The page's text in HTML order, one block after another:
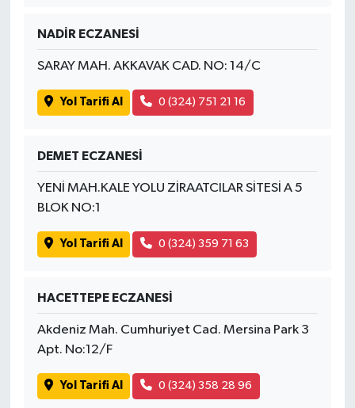
NADİR ECZANESİ
SARAY MAH. AKKAVAK CAD. NO: 14/C
Yol Tarifi Al 0 (324) 751 21 16
DEMET ECZANESİ
YENİ MAH.KALE YOLU ZİRAATCILAR SİTESİ A 5
BLOK NO:1
Yol Tarifi Al 0 (324) 359 71 63
HACETTEPE ECZANESİ
Akdeniz Mah. Cumhuriyet Cad. Mersina Park 3
Apt. No:12/F
Yol Tarifi Al 0 (324) 358 28 96